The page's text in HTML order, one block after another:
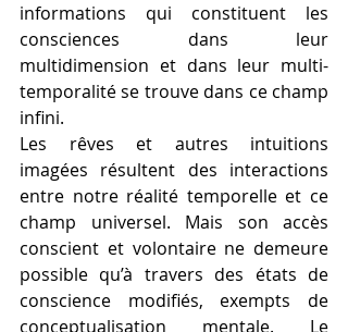
informations qui constituent les
consciences dans leur
multidimension et dans leur multi-
temporalité se trouve dans ce champ
infini.
Les rêves et autres intuitions
imagées résultent des interactions
entre notre réalité temporelle et ce
champ universel. Mais son accès
conscient et volontaire ne demeure
possible qu’à travers des états de
conscience modifiés, exempts de
conceptualisation mentale. Le